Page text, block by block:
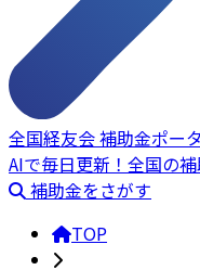
全国経友会 補助金ポー
AIで毎日更新！全国の
補助金をさがす
TOP